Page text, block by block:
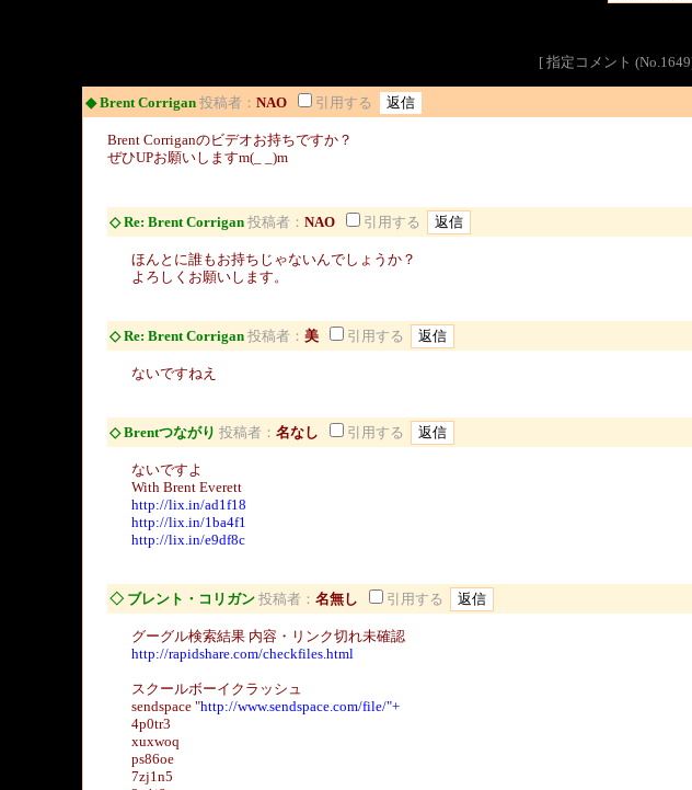
[ 指定コメント
◆ Brent Corrigan 投稿者： NAO 引用する
Brent Corriganのビデオお持ちですか？
ぜひUPお願いしますm(_ _)m
◇ Re: Brent Corrigan 投稿者： NAO 引用する
ほんとに誰もお持ちじゃないんでしょうか？
よろしくお願いします。
◇ Re: Brent Corrigan 投稿者： 美 引用する
ないですねえ
◇ Brentつながり 投稿者： 名なし 引用する
ないですよ
With Brent Everett
http://lix.in/ad1f18
http://lix.in/1ba4f1
http://lix.in/e9df8c
◇ ブレント・コリガン 投稿者： 名無し 引用する
グーグル検索結果 内容・リンク切れ未確認
http://rapidshare.com/checkfiles.html
スクールボーイクラッシュ
sendspace "http://www.sendspace.com/file/"+
4p0tr3
xuxwoq
ps86oe
7zj1n5